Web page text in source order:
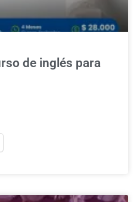
de inglés para